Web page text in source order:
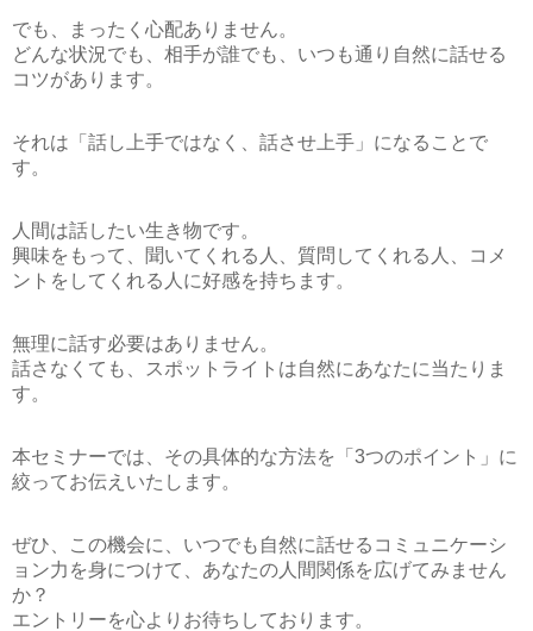
でも、まったく心配ありません。
どんな状況でも、相手が誰でも、いつも通り自然に話せる
コツがあります。
それは 「話し上手ではなく、話させ上手 」になることで
す。
人間は話したい生き物です。
興味をもって、
聞いてくれる人、質問してくれる人、コメ
ントをしてくれる人 に好感を持ちます。
無理に話す必要はありません。
話さなくても、スポットライトは自然にあなたに当たりま
す。
本セミナーでは、その具体的な方法を 「3つのポイント」 に
絞ってお伝えいたします。
ぜひ、この機会に、いつでも自然に話せるコミュニケーシ
ョン力を身につけて、あなたの人間関係を広げてみません
か？
エントリーを心よりお待ちしております。